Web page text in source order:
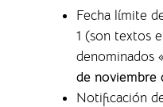
Fecha límite
1 (son textos
denominados
de noviembre
Notificación